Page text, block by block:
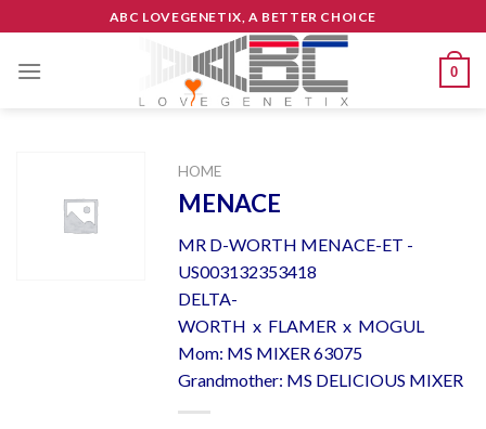
to
content
ABC LOVEGENETIX, A BETTER CHOICE
0
HOME
MENACE
MR D-WORTH MENACE-ET -
US003132353418
DELTA-
WORTH x FLAMER x MOGUL
Mom: MS MIXER 63075
Grandmother: MS DELICIOUS MIXER